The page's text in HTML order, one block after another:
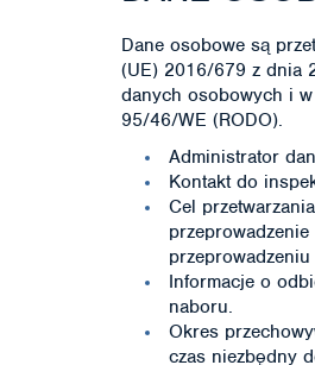
Dane osobowe są
(UE) 2016/679 z dnia
danych osobowych i
95/46/WE (RODO).
Administrator
Kontakt do
Cel
Informacje o
naboru.
Okres
czas niezbędny